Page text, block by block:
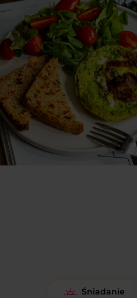
Śniadanie